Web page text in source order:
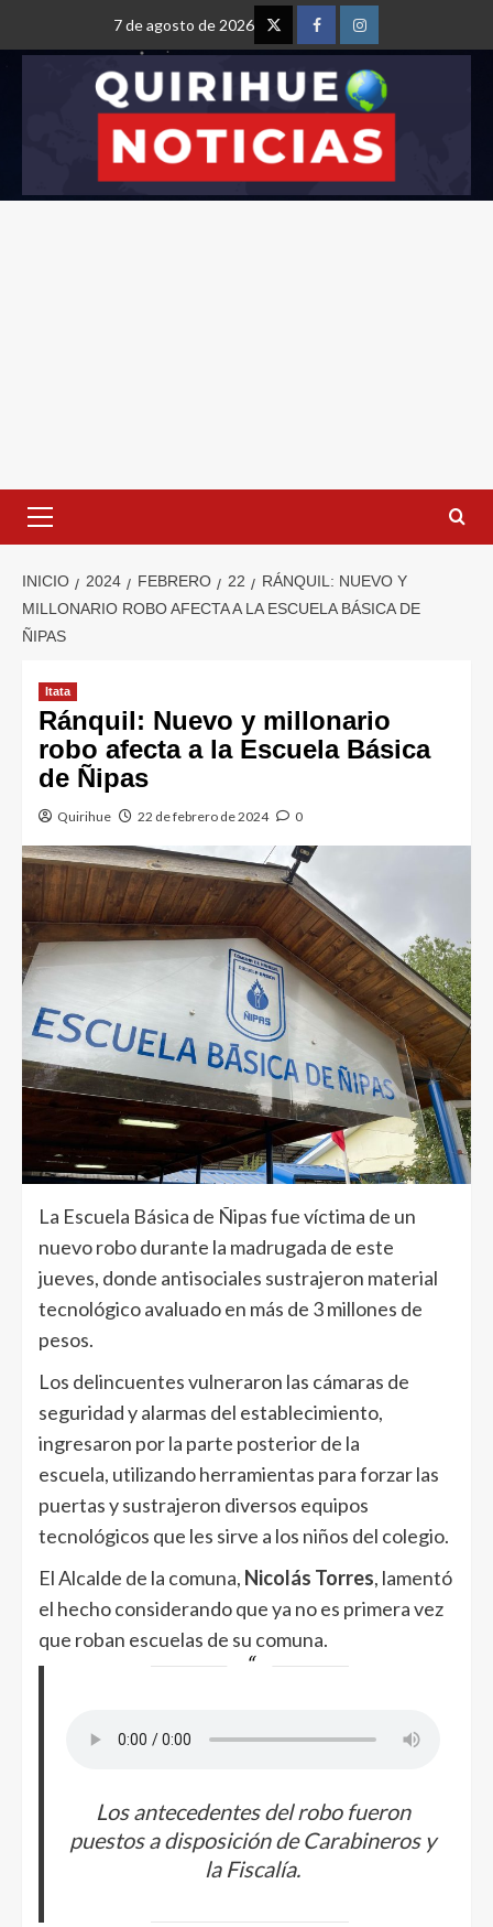
7 de agosto de 2026
INICIO 2024 FEBRERO 22
RÁNQUIL: NUEVO Y
MILLONARIO ROBO AFECTA A LA ESCUELA BÁSICA DE
ÑIPAS
Itata
Ránquil: Nuevo y millonario
robo afecta a la Escuela Básica
de Ñipas
Quirihue 22 de febrero de 2024 0
La Escuela Básica de Ñipas fue víctima de un
nuevo robo durante la madrugada de este
jueves, donde antisociales sustrajeron material
tecnológico avaluado en más de 3 millones de
pesos.
Los delincuentes vulneraron las cámaras de
seguridad y alarmas del establecimiento,
ingresaron por la parte posterior de la
escuela, utilizando herramientas para forzar las
puertas y sustrajeron diversos equipos
tecnológicos que les sirve a los niños del colegio.
El Alcalde de la comuna, Nicolás Torres, lamentó
el hecho considerando que ya no es primera vez
que roban escuelas de su comuna.
Los antecedentes del robo fueron
puestos a disposición de Carabineros y
la Fiscalía.